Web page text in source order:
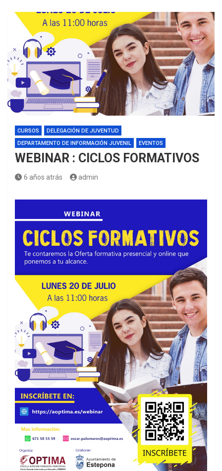
CURSOS
DELEGACIÓN DE JUVENTUD
DEPARTAMENTO DE INFORMACIÓN JUVENIL
EVENTOS
WEBINAR : CICLOS FORMATIVOS
6 años atrás admin